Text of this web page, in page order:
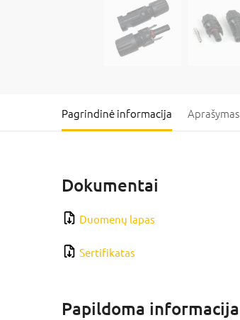
Pagrindinė informacija Aprašymas
Dokumentai
Duomenų lapas
Sertifikatas
Papildoma informacija